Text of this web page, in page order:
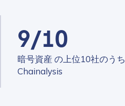
9/10
暗号資産 の上位10社のうち
Chainalysis